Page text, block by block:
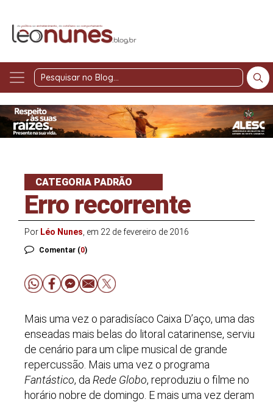
Pesquisar
Blog
CATEGORIA PADRÃO
Erro recorrente
Por Léo Nunes , em 22 de fevereiro de 2016
Comentar (0)
Mais uma vez o paradisíaco Caixa D’aço, uma das
enseadas mais belas do litoral catarinense, serviu
de cenário para um clipe musical de grande
repercussão. Mais uma vez o programa
Fantástico, da Rede Globo, reproduziu o filme no
horário nobre de domingo. E mais uma vez deram